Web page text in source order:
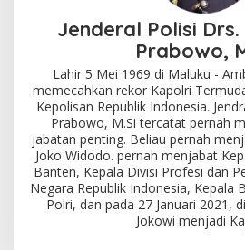
Jenderal Polisi
Prabowo,
Lahir 5 Mei 1969 di Maluku -
memecahkan rekor Kapolri
Kepolisan Republik Indonesia.
Prabowo, M.Si tercatat pernah
jabatan penting. Beliau pernah
Joko Widodo. pernah menjabat
Banten, Kepala Divisi Profesi dan
Negara Republik Indonesia, Kepala
Polri, dan pada 27 Januari 2021,
Jokowi menjadi